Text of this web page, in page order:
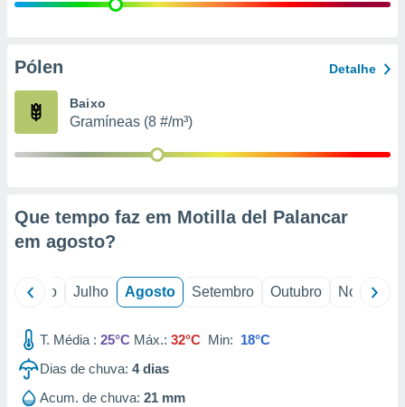
e
de
Pólen Detalhe
Baixo
Gramíneas (8 #/m³)
Que tempo faz em Motilla del Palancar
em agosto?
Junho Julho Agosto Setembro Outubro Novembro
T. Média : 25°C Máx.: 32°C Min: 18°C
Dias de chuva: 4dias
Acum. de chuva: 21 mm